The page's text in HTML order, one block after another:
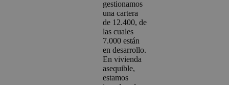
gestionamos
una cartera
de 12.400, de
las cuales
7.000 están
en desarrollo.
En vivienda
asequible,
estamos